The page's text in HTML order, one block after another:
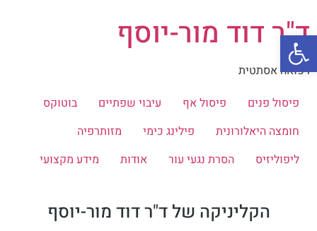
פתח סרגל נגישות
ד"ר דוד מור-יוסף
רפואה אסתטית
פיסול פנים
פיסול אף עיבוי שפתיים
בוטוקס
חומצה היאלורונית
פילינג כימי
מזותרפיה
ליפוליזיס
הסרת נגעי עור אודות מידע מקצועי
הקליניקה של ד"ר דוד מור-יוסף